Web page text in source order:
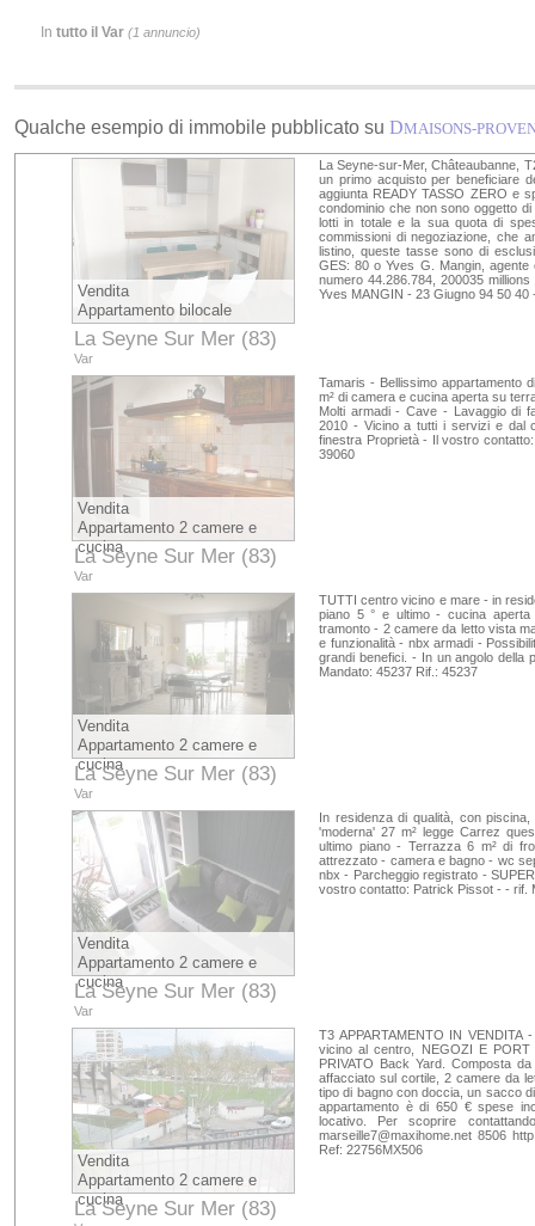
In tutto il Var (1 annuncio)
Qualche esempio di immobile pubblicato su DMAISONS-
Vendita
Appartamento bilocale
La Seyne Sur Mer (83)
Var
La Seyne-sur-Mer, Châteaubanne,
un primo acquisto per beneficiare
aggiunta READY TASSO ZERO e
condominio che non sono oggetto
lotti in totale e la sua quota di
commissioni di negoziazione, che
listino, queste tasse sono di
GES: 80 o Yves G. Mangin,
numero 44.286.784, 200035
Yves MANGIN - 23 Giugno 94 50
Vendita
Appartamento 2 camere e
cucina
La Seyne Sur Mer (83)
Var
Tamaris - Bellissimo appartamento
m² di camera e cucina aperta su
Molti armadi - Cave - Lavaggio di
2010 - Vicino a tutti i servizi e dal
finestra Proprietà - Il vostro
39060
Vendita
Appartamento 2 camere e
cucina
La Seyne Sur Mer (83)
Var
TUTTI centro vicino e mare - in
piano 5 ° e ultimo - cucina
tramonto - 2 camere da letto vista
e funzionalità - nbx armadi -
grandi benefici. - In un angolo
Mandato: 45237 Rif.: 45237
Vendita
Appartamento 2 camere e
cucina
La Seyne Sur Mer (83)
Var
In residenza di qualità, con
'moderna' 27 m² legge Carrez
ultimo piano - Terrazza 6 m² di
attrezzato - camera e bagno - wc
nbx - Parcheggio registrato -
vostro contatto: Patrick Pissot - - rif.
Vendita
Appartamento 2 camere e
cucina
La Seyne Sur Mer (83)
T3 APPARTAMENTO IN VENDITA
vicino al centro, NEGOZI E PORT
PRIVATO Back Yard. Composta
affacciato sul cortile, 2 camere da
tipo di bagno con doccia, un sacco
appartamento è di 650 € spese
locativo. Per scoprire
marseille7@maxihome.net 8506
Ref: 22756MX506